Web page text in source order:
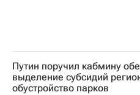
Путин поручил кабмину
выделение субсидий
обустройство парков